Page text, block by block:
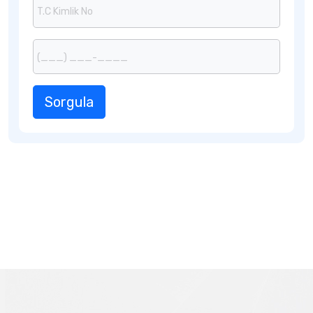
Sorgula